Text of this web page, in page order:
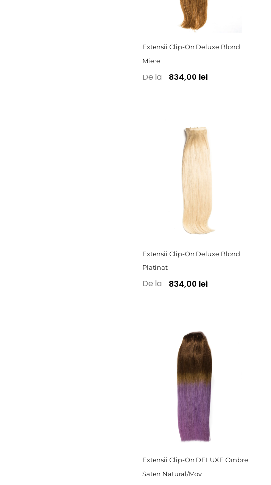
Extensii Clip-On Deluxe Blond
Miere
De la 834,00 lei
Extensii Clip-On Deluxe Blond
Platinat
De la 834,00 lei
Extensii Clip-On DELUXE Ombre
Saten Natural/Mov